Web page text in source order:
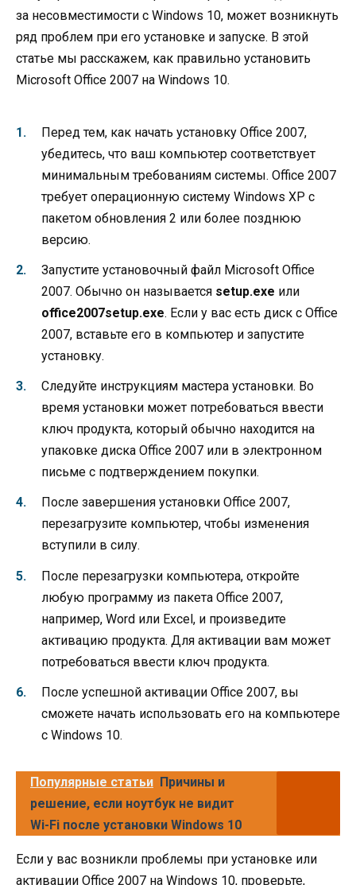
за несовместимости с Windows 10, может возникнуть
ряд проблем при его установке и запуске. В этой
статье мы расскажем, как правильно установить
Microsoft Office 2007 на Windows 10.
Перед тем, как начать установку Office 2007,
убедитесь, что ваш компьютер соответствует
минимальным требованиям системы. Office 2007
требует операционную систему Windows XP с
пакетом обновления 2 или более позднюю
версию.
Запустите установочный файл Microsoft Office
2007. Обычно он называется setup.exe или
office2007setup.exe. Если у вас есть диск с Office
2007, вставьте его в компьютер и запустите
установку.
Следуйте инструкциям мастера установки. Во
время установки может потребоваться ввести
ключ продукта, который обычно находится на
упаковке диска Office 2007 или в электронном
письме с подтверждением покупки.
После завершения установки Office 2007,
перезагрузите компьютер, чтобы изменения
вступили в силу.
После перезагрузки компьютера, откройте
любую программу из пакета Office 2007,
например, Word или Excel, и произведите
активацию продукта. Для активации вам может
потребоваться ввести ключ продукта.
После успешной активации Office 2007, вы
сможете начать использовать его на компьютере
с Windows 10.
Популярные статьи Причины и
решение, если ноутбук не видит
Wi-Fi после установки Windows 10
Если у вас возникли проблемы при установке или
активации Office 2007 на Windows 10, проверьте,